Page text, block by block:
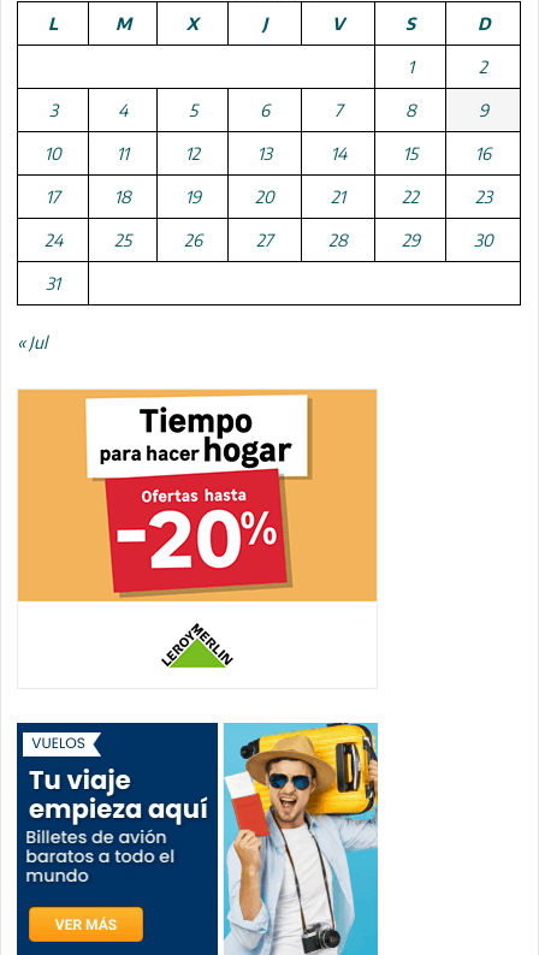
L
M X J V S D
1 2
3 4 5 6 7 8 9
10 11 12 13 14 15 16
17 18 19 20 21 22 23
24 25 26 27 28 29 30
31
« Jul